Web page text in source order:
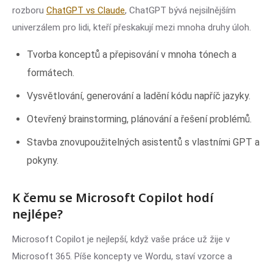
rozboru ChatGPT vs Claude, ChatGPT bývá nejsilnějším
univerzálem pro lidi, kteří přeskakují mezi mnoha druhy úloh.
Tvorba konceptů a přepisování v mnoha tónech a
formátech.
Vysvětlování, generování a ladění kódu napříč jazyky.
Otevřený brainstorming, plánování a řešení problémů.
Stavba znovupoužitelných asistentů s vlastními GPT a
pokyny.
K čemu se Microsoft Copilot hodí
nejlépe?
Microsoft Copilot je nejlepší, když vaše práce už žije v
Microsoft 365. Píše koncepty ve Wordu, staví vzorce a